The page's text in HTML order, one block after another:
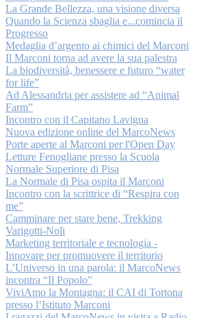
La Grande Bellezza, una visione diversa
Quando la Scienza sbaglia e...comincia il
Progresso
Medaglia d’argento ai chimici del Marconi
Il Marconi torna ad avere la sua palestra
La biodiversità, benessere e futuro “water
for life”
Ad Alessandria per assistere ad “Animal
Farm”
Incontro con il Capitano Lavigna
Nuova edizione online del MarcoNews
Porte aperte al Marconi per l'Open Day
Letture Fenogliane presso la Scuola
Normale Superiore di Pisa
La Normale di Pisa ospita il Marconi
Incontro con la scrittrice di “Respira con
me”
Camminare per stare bene, Trekking
Varigotti-Noli
Marketing territoriale e tecnologia -
Innovare per promuovere il territorio
L’Universo in una parola: il MarcoNews
incontra “Il Popolo”
ViviAmo la Montagna: il CAI di Tortona
presso l’Istituto Marconi